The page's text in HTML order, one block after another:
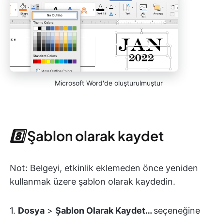
Microsoft Word'de oluşturulmuştur
8️⃣Şablon olarak kaydet
Not: Belgeyi, etkinlik eklemeden önce yeniden
kullanmak üzere şablon olarak kaydedin.
1. Dosya > Şablon Olarak Kaydet…seçeneğine